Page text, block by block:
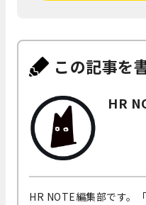
この記事を
HR
HR NOTE編集部です。